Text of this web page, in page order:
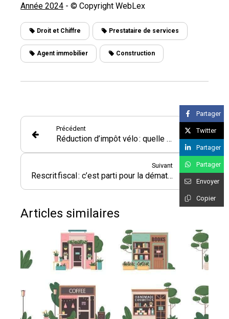
Année 2024 - © Copyright WebLex
Droit et Chiffre Prestataire de services
Agent immobilier Construction
Précédent
Réduction d’impôt vélo : quelle limite ?
Suivant
Rescrit fiscal : c’est parti pour la dématérialisation ?
Articles similaires
Partager
Twitter
Partager
Partager
Envoyer
Copier